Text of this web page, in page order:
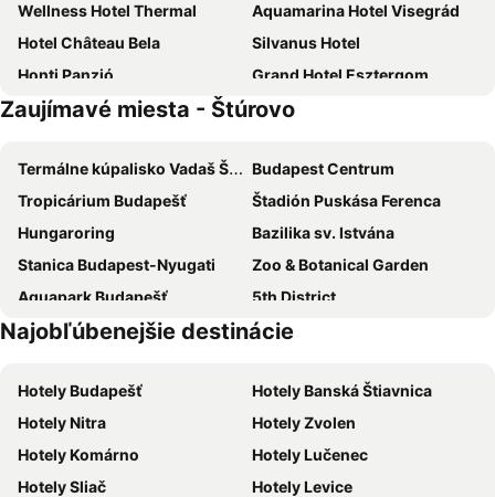
Wellness Hotel Thermal
Aquamarina Hotel Visegrád
Hotel Château Bela
Silvanus Hotel
Honti Panzió
Grand Hotel Esztergom
Everlast
Bellevue Esztergom
Atrium
Hotel Adalbert Szent Tamás ház
Bazilika alatt Panzió
Lila Akác Vendégház Esztergom
Szent Orbán Erdei Wellness Hotel
Patak Park Hotel
Karavan Sturovo
Chateau GrandCastle
Ubytovanie Opal
Édes Otthon Vendégház
Artemis Resort Wellness
Ister Vendégház Esztergom
Hotel Park-An
Szent Adalbert
Hotel El Camino
Welya
Chata Lenka
Rugby Club
Szent István Étterem És Fogadó
Roza Hotel és Apartmanhouse
Zaujímavé miesta - Štúrovo
Termálne kúpalisko Vadaš Štúrovo
Budapest Centrum
Tropicárium Budapešť
Štadión Puskása Ferenca
Hungaroring
Bazilika sv. Istvána
Stanica Budapest-Nyugati
Zoo & Botanical Garden
Aquapark Budapešť
5th District
Budapest Park
Formula 1 Hungarian Grand Prix
Termálne kúpele Gellèrt-fürdö
Nyugati Train Station
Deák Ferenc tér metro station
Aquarena Mogyorod
6th District
Ulica Váci
Esztergom promenade
Esztergomi Bazilika
Najobľúbenejšie destinácie
Hotely Budapešť
Hotely Banská Štiavnica
Hotely Nitra
Hotely Zvolen
Hotely Komárno
Hotely Lučenec
Hotely Sliač
Hotely Levice